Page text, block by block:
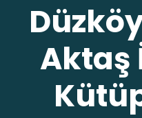
Aktaş